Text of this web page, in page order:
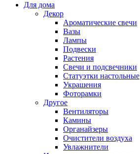
Для дома
Декор
Ароматические свечи
Вазы
Лампы
Подвески
Растения
Свечи и подсвечники
Статуэтки настольные
Украшения
Фоторамки
Другое
Вентиляторы
Камины
Органайзеры
Очистители воздуха
Увлажнители